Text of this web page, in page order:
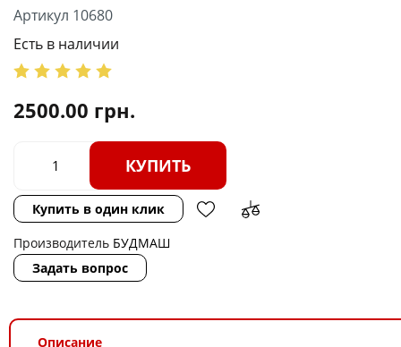
Артикул 10680
Есть в наличии
2500.00 грн.
КУПИТЬ
Купить в один клик
Производитель БУДМАШ
Задать вопрос
Описание